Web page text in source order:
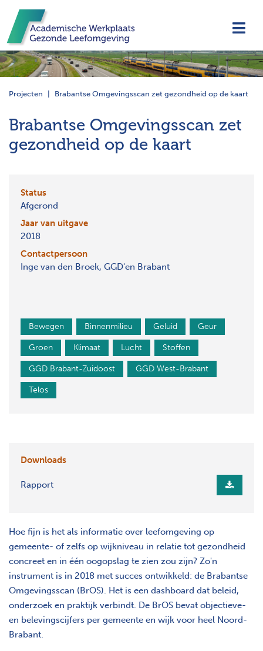
Projecten Brabantse Omgevingsscan zet gezondheid op de kaart
Brabantse Omgevingsscan zet
gezondheid op de kaart
Status
Afgerond
Jaar van uitgave
2018
Contactpersoon
Inge van den Broek, GGD'en Brabant
Bewegen Binnenmilieu Geluid Geur
Groen Klimaat Lucht Stoffen
GGD Brabant-Zuidoost GGD West-Brabant
Telos
Downloads
Rapport
Hoe fijn is het als informatie over leefomgeving op
gemeente- of zelfs op wijkniveau in relatie tot gezondheid
concreet en in één oogopslag te zien zou zijn? Zo'n
instrument is in 2018 met succes ontwikkeld: de Brabantse
Omgevingsscan (BrOS). Het is een dashboard dat beleid,
onderzoek en praktijk verbindt. De BrOS bevat objectieve-
en belevingscijfers per gemeente en wijk voor heel Noord-
Brabant.